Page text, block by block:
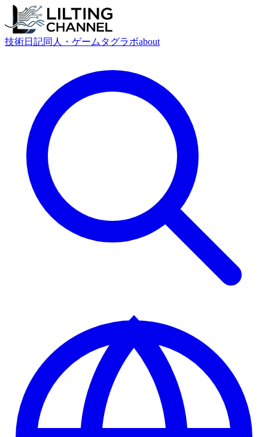
技術日記同人・ゲーム タグラボabout